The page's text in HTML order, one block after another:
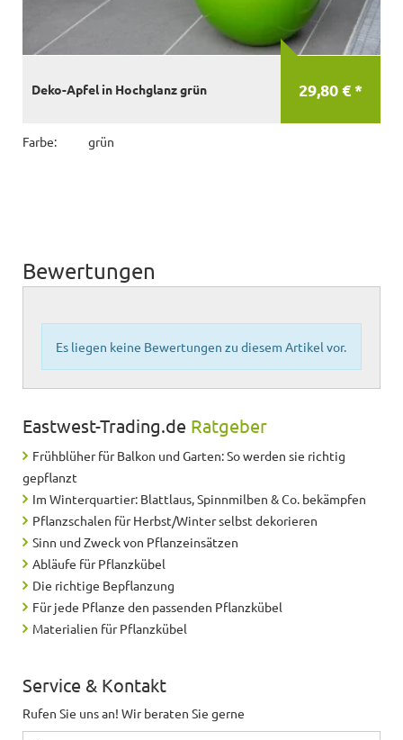
29,80 € *
Deko-Apfel in Hochglanz grün
Farbe: grün
Bewertungen
Es liegen keine Bewertungen zu diesem Artikel vor.
Eastwest-Trading.de Ratgeber
Frühblüher für Balkon und Garten: So werden sie richtig
gepflanzt
Im Winterquartier: Blattlaus, Spinnmilben & Co. bekämpfen
Pflanzschalen für Herbst/Winter selbst dekorieren
Sinn und Zweck von Pflanzeinsätzen
Abläufe für Pflanzkübel
Die richtige Bepflanzung
Für jede Pflanze den passenden Pflanzkübel
Materialien für Pflanzkübel
Service & Kontakt
Rufen Sie uns an! Wir beraten Sie gerne